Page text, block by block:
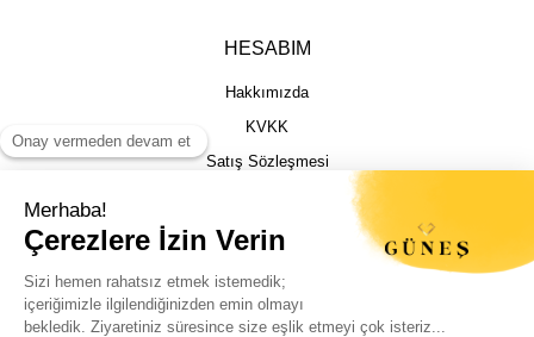
HESABIM
Hakkımızda
KVKK
Satış Sözleşmesi
İptal İade Şartları
Kargo Takibi